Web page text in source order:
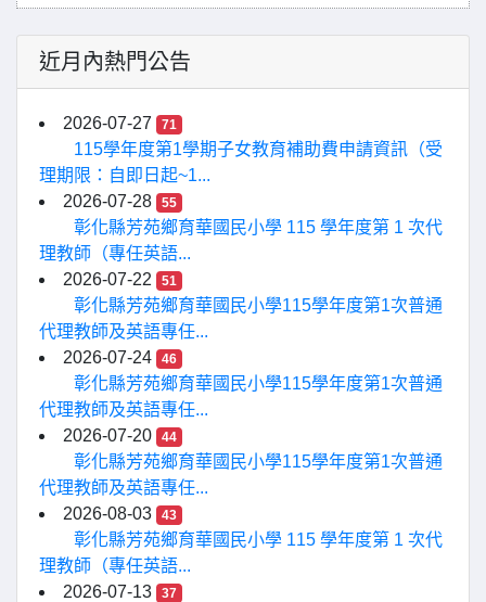
近月內熱門公告
2026-07-27 71
115學年度第1學期子女教育補助費申請資訊（受
理期限：自即日起~1...
2026-07-28
55
彰化縣芳苑鄉育華國民小學 115 學年度第 1 次代
理教師（專任英語...
2026-07-22
51
彰化縣芳苑鄉育華國民小學115學年度第1次普通
代理教師及英語專任...
2026-07-24
46
彰化縣芳苑鄉育華國民小學115學年度第1次普通
代理教師及英語專任...
2026-07-20
44
彰化縣芳苑鄉育華國民小學115學年度第1次普通
代理教師及英語專任...
2026-08-03
43
彰化縣芳苑鄉育華國民小學 115 學年度第 1 次代
理教師（專任英語...
2026-07-13
37